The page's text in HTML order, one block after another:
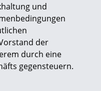
und
der
durch eine
gegensteuern.